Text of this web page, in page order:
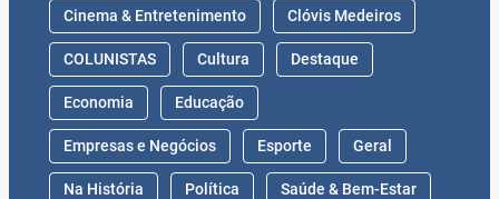
Cinema & Entretenimento Clóvis Medeiros
COLUNISTAS Cultura Destaque
Economia Educação
Empresas e Negócios Esporte Geral
Na História Política Saúde & Bem-Estar